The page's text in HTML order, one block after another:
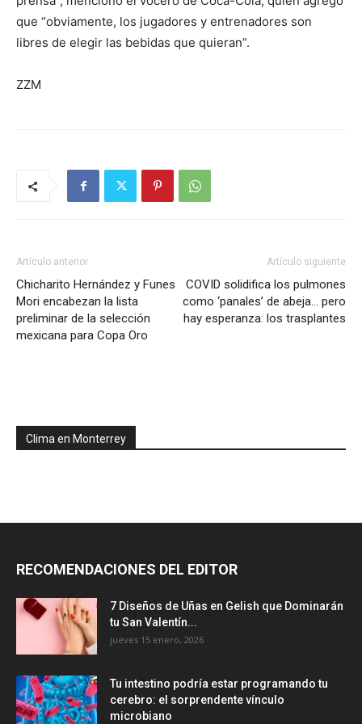
que “obviamente, los jugadores y entrenadores son
libres de elegir las bebidas que quieran”.
ZZM
Artículo anterior
Chicharito Hernández y Funes
Mori encabezan la lista
preliminar de la selección
mexicana para Copa Oro
Artículo siguiente
COVID solidifica los pulmones
como ‘panales’ de abeja… pero
hay esperanza: los trasplantes
Clima en Monterrey
RECOMENDACIONES DEL EDITOR
7 Diseños de Uñas en Gelish que Dominarán
tu San Valentín...
jueves 15 enero, 2026
Tu intestino podría estar programando tu
cerebro: el sorprendente vínculo
microbiano